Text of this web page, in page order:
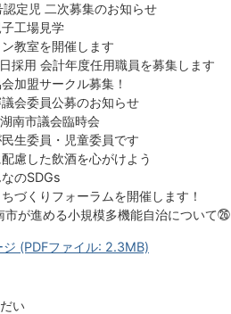
認定児 二次募集のお知らせ
子工場見学
ン教室を開催します
採用 会計年度任用職員を募集します
加盟サークル募集！
議会委員公募のお知らせ
南市議会臨時会
民生委員・児童委員です
慮した飲酒を心がけよう
なのSDGs
づくりフォーラムを開催します！
市が進める小規模多機能自治について㉖
(PDFファイル: 2.3MB)
い